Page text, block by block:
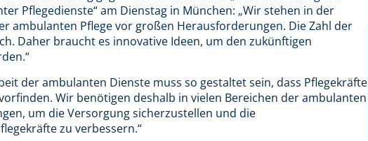
Pflegedienste“ am Dienstag in München: „Wir stehen in der
ambulanten Pflege vor großen Herausforderungen. Die Zahl der
Daher braucht es innovative Ideen, um den zukünftigen
der ambulanten Dienste muss so gestaltet sein, dass Pflegekräfte
Wir benötigen deshalb in vielen Bereichen der ambulanten
um die Versorgung sicherzustellen und die
zu verbessern.“